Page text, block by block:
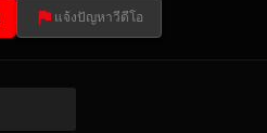
แจ้งปัญหาวีดีโอ